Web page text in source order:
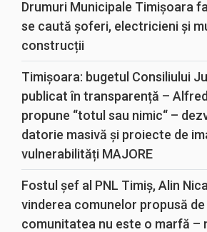
Drumuri Municipale Timișoara
se caută șoferi, electricieni și
construcții
Timișoara: bugetul Consiliului
publicat în transparență –
propune “totul sau nimic“ –
datorie masivă și proiecte de
vulnerabilități MAJORE
Fostul șef al PNL Timiș, Alin
vinderea comunelor propusă
comunitatea nu este o marfă –